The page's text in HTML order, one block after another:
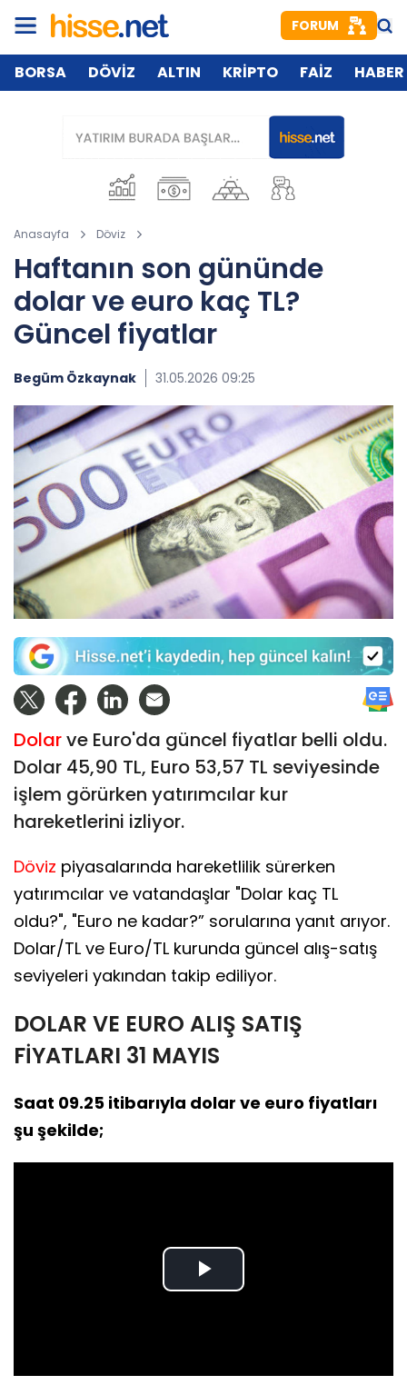
FORUM
BORSA DÖVİZ ALTIN KRİPTO FAİZ HABER
Anasayfa Döviz
Haftanın son gününde
dolar ve euro kaç TL?
Güncel fiyatlar
Begüm Özkaynak 31.05.2026 09:25
Dolarve Euro'da güncel fiyatlar belli oldu.
Dolar 45,90 TL, Euro 53,57 TL seviyesinde
işlem görürken yatırımcılar kur
hareketlerini izliyor.
Döviz piyasalarında hareketlilik sürerken
yatırımcılar ve vatandaşlar "Dolar kaç TL
oldu?", "Euro ne kadar?” sorularına yanıt arıyor.
Dolar/TL ve Euro/TL kurunda güncel alış-satış
seviyeleri yakından takip ediliyor.
DOLAR VE EURO ALIŞ SATIŞ
FİYATLARI 31 MAYIS
Saat 09.25 itibarıyla dolar ve euro fiyatları
şu şekilde;
Play